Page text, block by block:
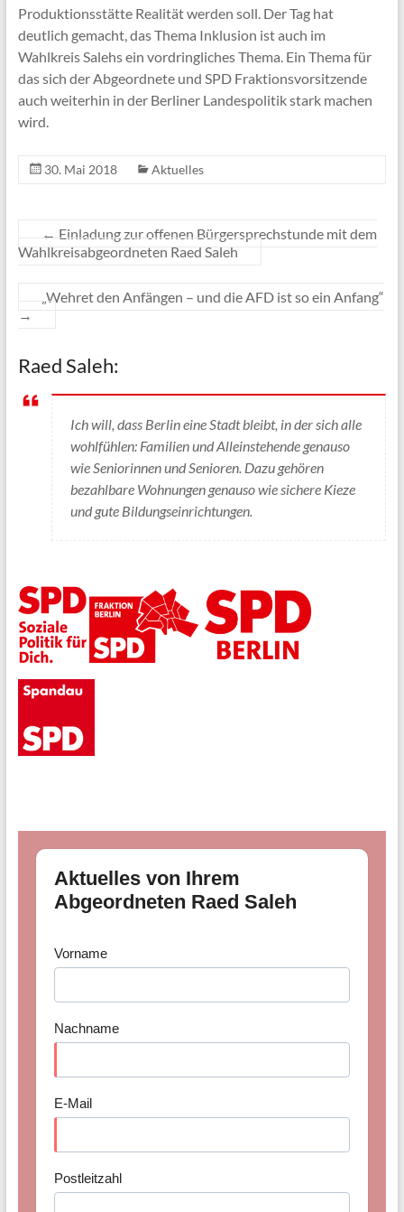
Produktionsstätte Realität werden soll. Der Tag hat
deutlich gemacht, das Thema Inklusion ist auch im
Wahlkreis Salehs ein vordringliches Thema. Ein Thema für
das sich der Abgeordnete und SPD Fraktionsvorsitzende
auch weiterhin in der Berliner Landespolitik stark machen
wird.
30. Mai 2018 Aktuelles
← Einladung zur offenen Bürgersprechstunde mit dem
Wahlkreisabgeordneten Raed Saleh
„Wehret den Anfängen – und die AFD ist so ein Anfang“
→
Raed Saleh:
Ich will, dass Berlin eine Stadt bleibt, in der sich alle
wohlfühlen: Familien und Alleinstehende genauso
wie Seniorinnen und Senioren. Dazu gehören
bezahlbare Wohnungen genauso wie sichere Kieze
und gute Bildungseinrichtungen.